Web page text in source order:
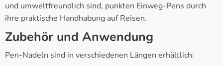
und umweltfreundlich sind, punkten Einweg-Pens durch
ihre praktische Handhabung auf Reisen.
Zubehör und Anwendung
Pen-Nadeln sind in verschiedenen Längen erhältlich: